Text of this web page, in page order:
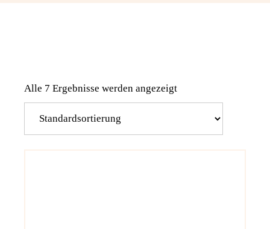
Alle 7 Ergebnisse werden angezeigt